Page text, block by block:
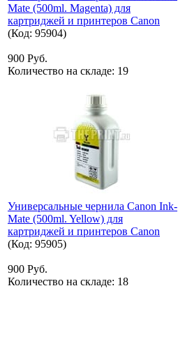
Mate (500ml. Magenta) для
картриджей и принтеров Canon
(Код: 95904)
900 Руб.
Количество на складе: 19
Универсальные чернила Canon Ink-
Mate (500ml. Yellow) для
картриджей и принтеров Canon
(Код: 95905)
900 Руб.
Количество на складе: 18